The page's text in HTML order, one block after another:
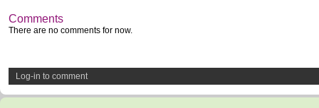
Comments
There are no comments for now.
Log-in to comment